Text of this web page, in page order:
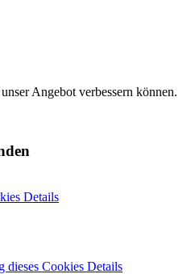
Angebot verbessern können.
Details
dieses Cookies Details